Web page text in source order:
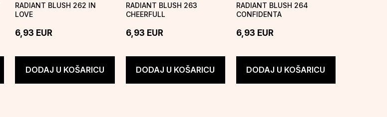
RADIANT BLUSH 262 IN
LOVE
6,93 EUR
DODAJ U KOŠARICU
RADIANT BLUSH 263
CHEERFULL
6,93 EUR
DODAJ U KOŠARICU
RADIANT BLUSH 264
CONFIDENTA
6,93 EUR
DODAJ U KOŠARICU